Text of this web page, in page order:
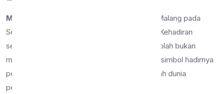
MALANG
(27/04) – Suasana SMP Negeri 9 Malang pada
Senin, 27 April 2026 tampak sedikit berbeda. Kehadiran
seragam cokelat kepolisian di lingkungan sekolah bukan
merupakan tanda adanya masalah, melainkan simbol hadirnya
pelindung dan pengayom masyarakat di tengah dunia
pendidikan.